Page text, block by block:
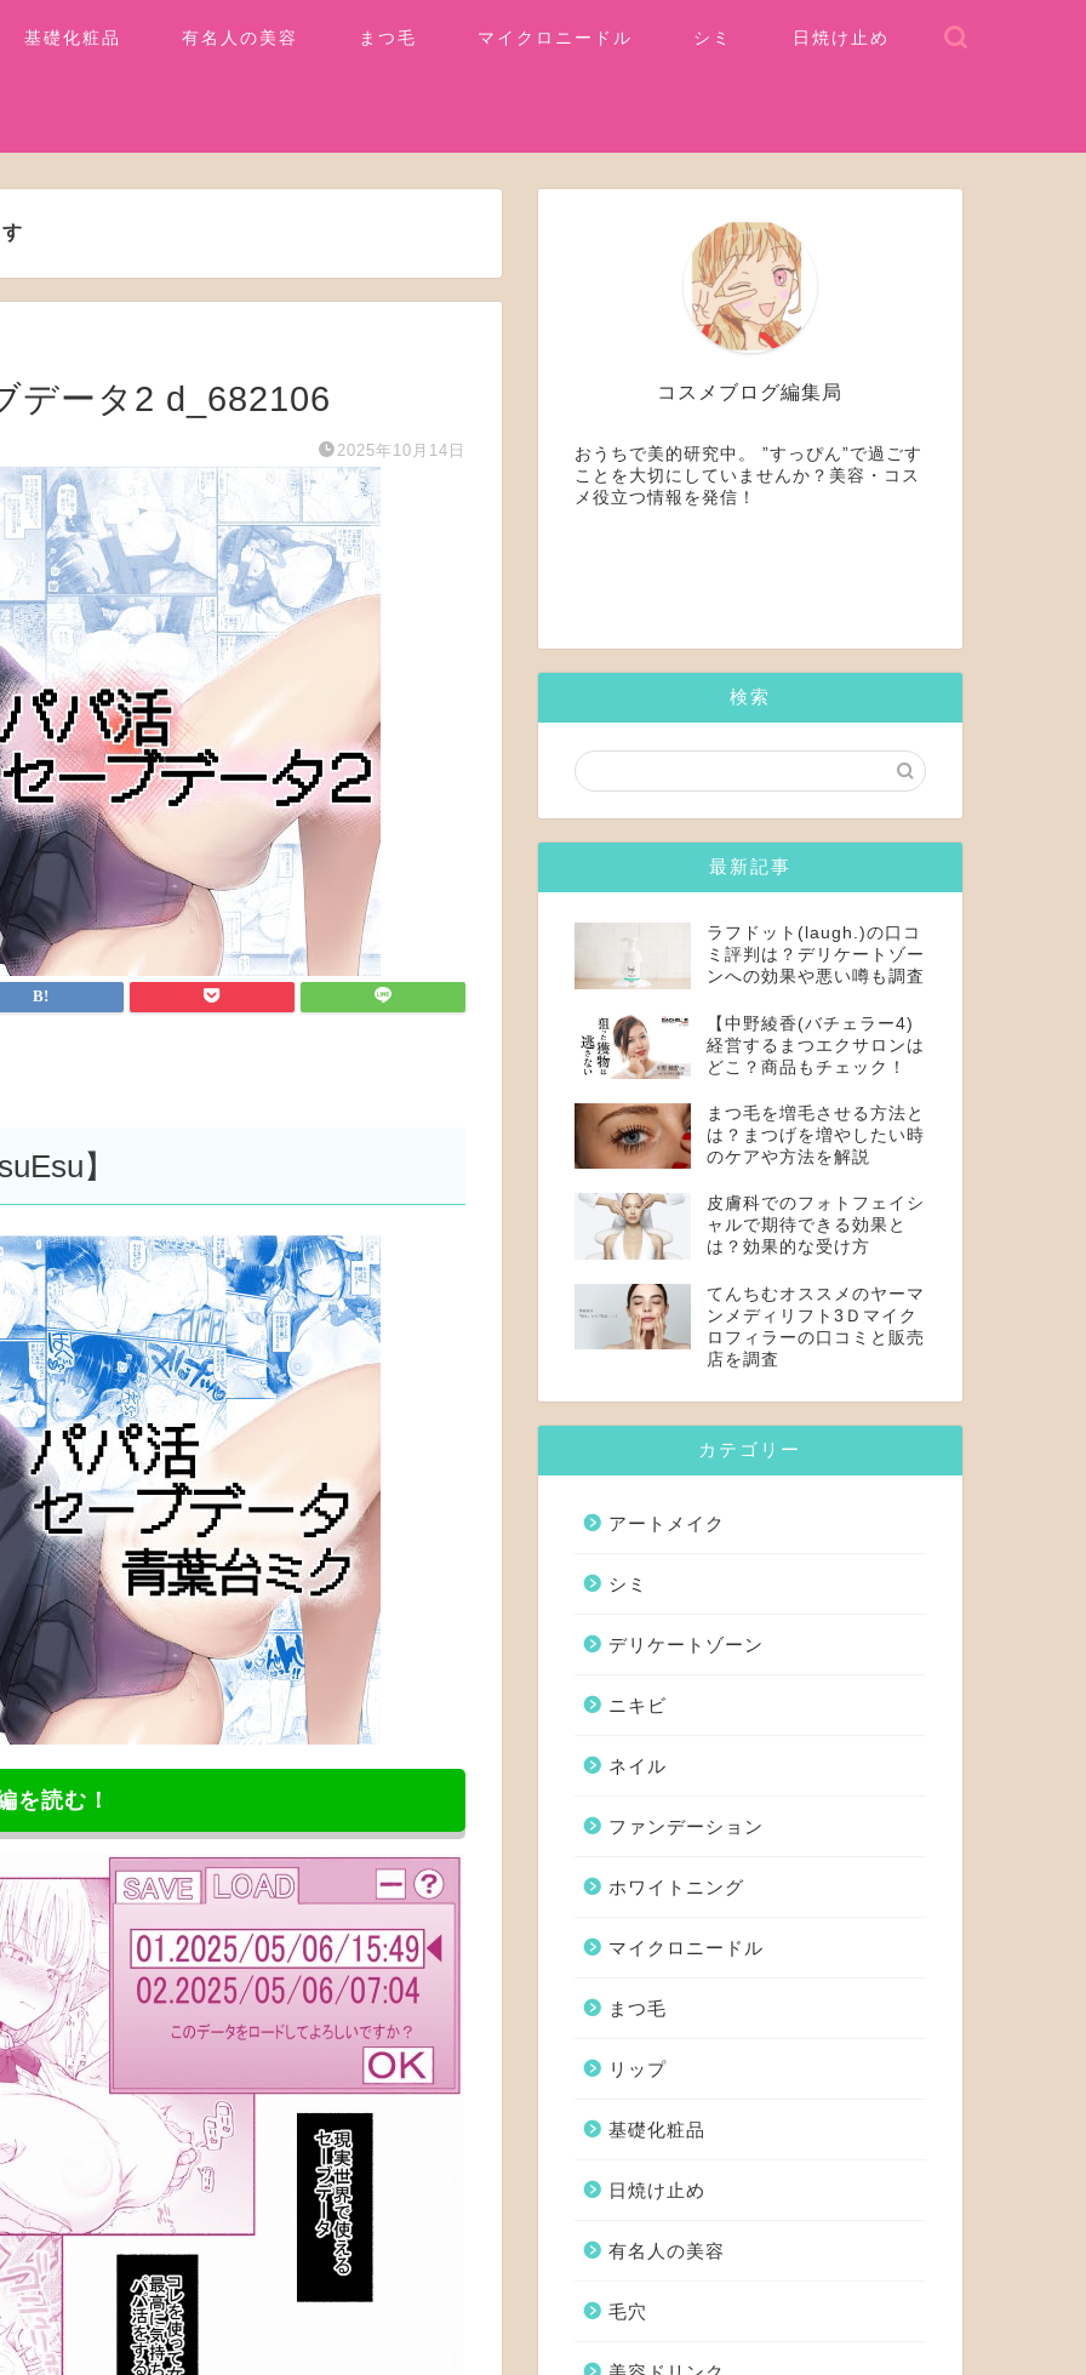
基礎化粧品 有名人の美容 まつ毛 マイクロニードル シミ 日焼け止め
データ2 d_682106
2025年10月14日
】
を読む！
コスメブログ編集局
おうちで美的研究中。 ”すっぴん”で過ごす
ことを大切にしていませんか？美容・コス
メ役立つ情報を発信！
検索
最新記事
ラフドット(laugh.)の口コ
ミ評判は？デリケートゾー
ンへの効果や悪い噂も調査
【中野綾香(バチェラー4)
経営するまつエクサロンは
どこ？商品もチェック！
まつ毛を増毛させる方法と
は？まつげを増やしたい時
のケアや方法を解説
皮膚科でのフォトフェイシ
ャルで期待できる効果と
は？効果的な受け方
てんちむオススメのヤーマ
ンメディリフト3Ｄマイク
ロフィラーの口コミと販売
店を調査
カテゴリー
アートメイク
シミ
デリケートゾーン
ニキビ
ネイル
ファンデーション
ホワイトニング
マイクロニードル
まつ毛
リップ
基礎化粧品
日焼け止め
有名人の美容
毛穴